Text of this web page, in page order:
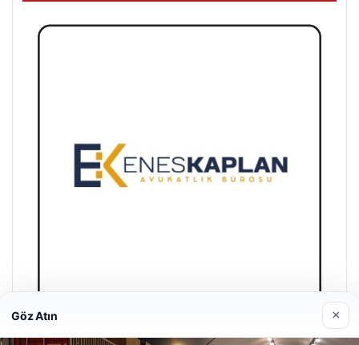
Enes Kaplan Avukatlık Bürosu
Göz Atın ×